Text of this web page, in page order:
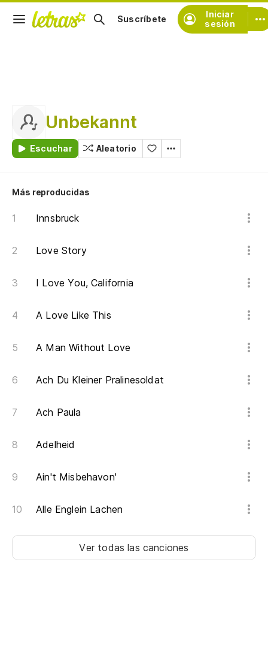
Iniciar
sesión
Suscríbete
Unbekannt
Escuchar Aleatorio
Más reproducidas
Innsbruck
Love Story
I Love You, California
A Love Like This
A Man Without Love
Ach Du Kleiner Pralinesoldat
Ach Paula
Adelheid
Ain't Misbehavon'
Alle Englein Lachen
Ver todas las canciones